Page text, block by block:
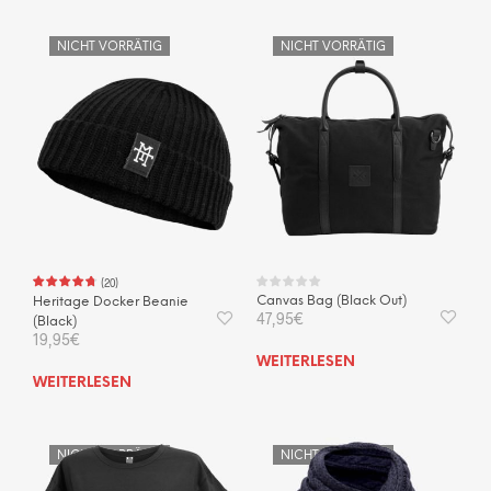
NICHT VORRÄTIG
(20)
Heritage Docker Beanie
(Black)
19,95€
WEITERLESEN
NICHT VORRÄTIG
Canvas Bag (Black Out)
47,95€
WEITERLESEN
NICHT VORRÄTIG NICHT VORRÄTIG